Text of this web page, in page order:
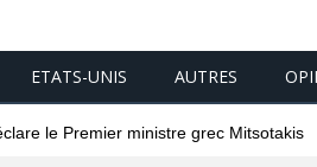
ETATS-UNIS AUTRES
le Premier ministre grec Mitsotakis